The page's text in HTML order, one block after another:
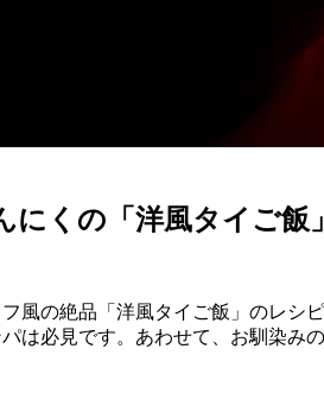
にくの「洋風タイご
の絶品「洋風タイご飯」のレシ
必見です。あわせて、お馴染み